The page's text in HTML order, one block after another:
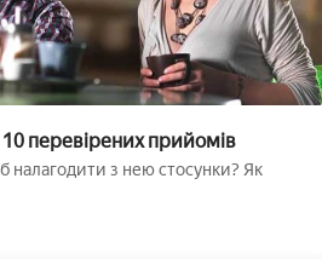
перевірених прийомів
налагодити з нею стосунки? Як